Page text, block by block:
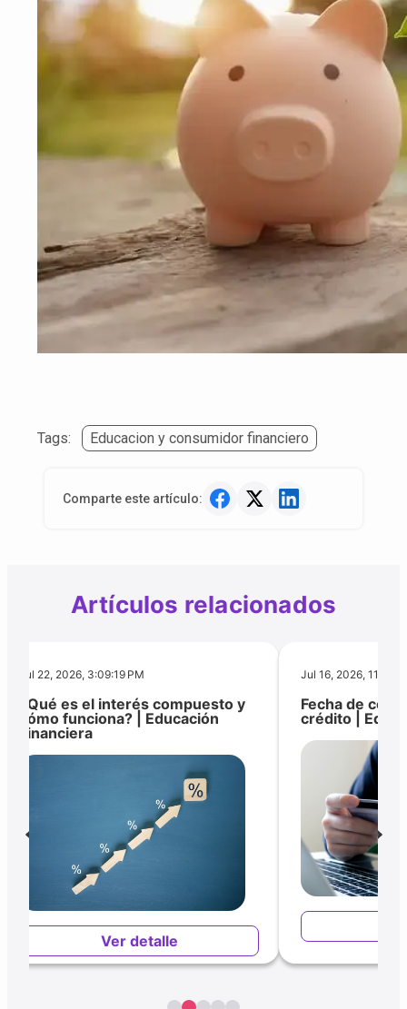
Tags: Educacion y consumidor financiero
Comparte este artículo:
Artículos relacionados
Jul 22, 2026, 3:09:19 PM
¿Qué es el interés compuesto y
cómo funciona? | Educación
Financiera
Ver detalle
Jul 16, 2026,
Fecha de
crédito |